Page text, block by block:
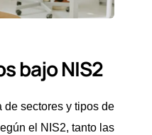
bajo NIS2
de sectores y tipos de
el NIS2, tanto las